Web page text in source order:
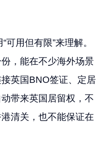
用但有限”来理解。
，能在不少海外场景
英国BNO签证、定居
带来英国居留权，不
清关，也不能保证在